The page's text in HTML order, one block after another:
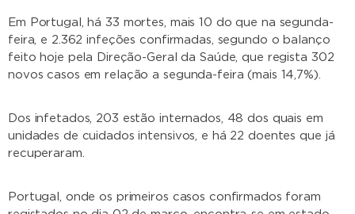
Em Portugal, há 33 mortes, mais 10 do que na segunda-
feira, e 2.362 infeções confirmadas, segundo o balanço
feito hoje pela Direção-Geral da Saúde, que regista 302
novos casos em relação a segunda-feira (mais 14,7%).
Dos infetados, 203 estão internados, 48 dos quais em
unidades de cuidados intensivos, e há 22 doentes que já
recuperaram.
Portugal, onde os primeiros casos confirmados foram